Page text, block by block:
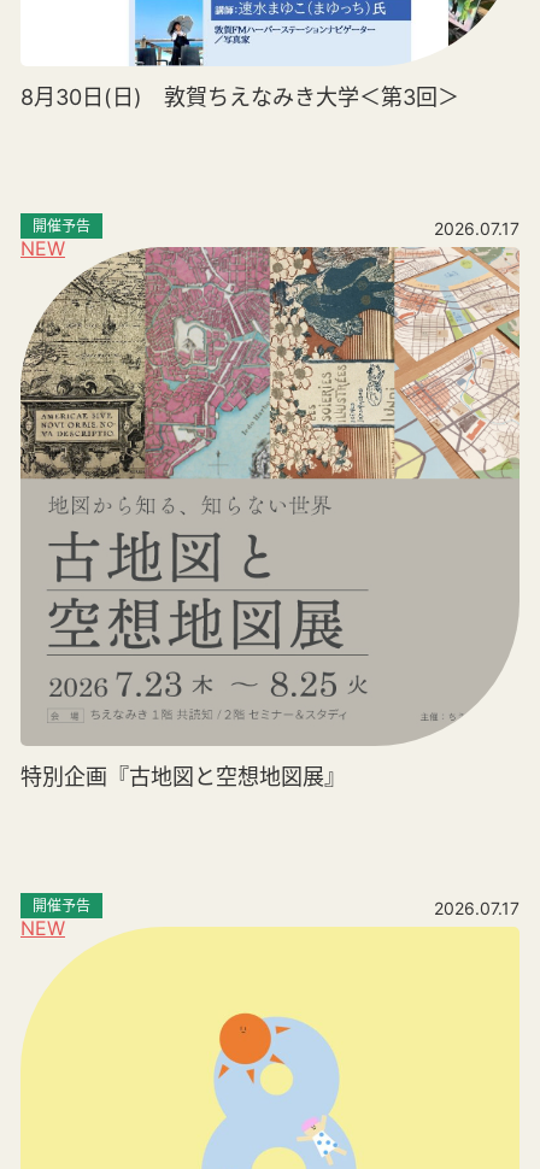
8月30日(日) 敦賀ちえなみき大学＜第3回＞
NEW
開催予告 2026.07.17
特別企画『古地図と空想地図展』
NEW
開催予告 2026.07.17